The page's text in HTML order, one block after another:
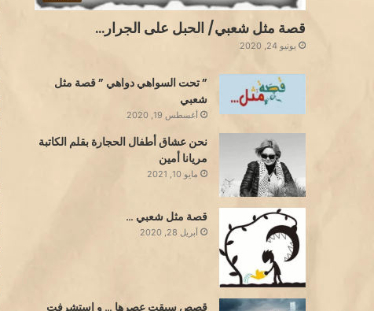
قصة مثل شعبي/ الحبل على الجرار…
يونيو 24, 2020
” تحت السواهي دواهي ” قصة مثل
شعبي
أغسطس 19, 2020
نحن عشاق أطفال الحجارة بقلم الكاتبة
مريانا أمين
مايو 10, 2021
قصة مثل شعبي …
أبريل 28, 2020
قصص سبقت عصرها … و استشرفت